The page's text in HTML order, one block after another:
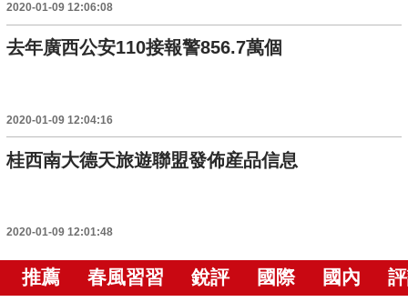
2020-01-09 12:06:08
去年廣西公安110接報警856.7萬個
2020-01-09 12:04:16
桂西南大德天旅遊聯盟發佈産品信息
2020-01-09 12:01:48
推薦 春風習習 銳評 國際 國內